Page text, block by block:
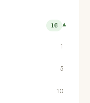
16
1
5
10